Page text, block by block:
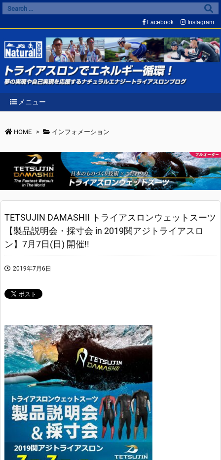
メニュー
Facebook Instagram
HOME > インフォメーション
TETSUJIN DAMASHII トライアスロンウェットスーツ
【製品説明会・採寸会 in 2019関アジトライアスロ
ン】7月7日(日) 開催!!
2019年7月6日